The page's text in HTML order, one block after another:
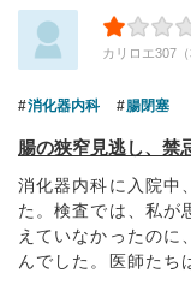
カリロエ307
消化器内科 腸閉塞
腸の狭窄見逃し、禁
消化器内科に入院中
た。検査では、私が
えていなかったのに
んでした。医師たち